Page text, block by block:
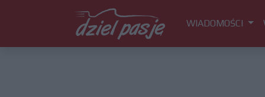
WIADOMOŚCI